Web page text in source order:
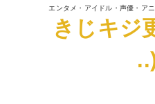
エンタメ・アイドル・声優・ア
きじキジ